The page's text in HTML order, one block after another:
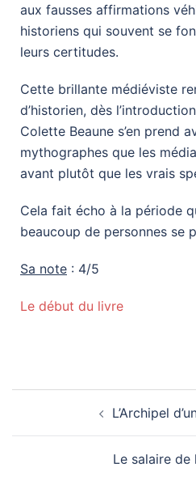
aux fausses affirmations
historiens qui souvent se
leurs certitudes.
Cette brillante médiéviste
d’historien, dès
Colette Beaune s’en prend
mythographes que les
avant plutôt que les vrais
Cela fait écho à la période
beaucoup de personnes se
Sa note : 4/5
Le début du livre
L’Archipel
Le salaire de